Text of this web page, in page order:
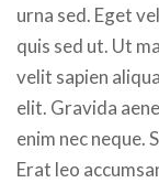
urna sed. Eget
quis sed ut. Ut
velit sapien
elit. Gravida
enim nec neque.
Erat leo